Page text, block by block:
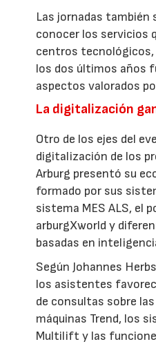
Las jornadas también
conocer los servicios
centros tecnológicos,
los dos últimos años
aspectos valorados
La digitalización
Otro de los ejes del
digitalización de los
Arburg presentó su
formado por sus
sistema MES ALS, el
arburgXworld y
basadas en
Según Johannes
los asistentes
de consultas sobre
máquinas Trend, los
Multilift y las